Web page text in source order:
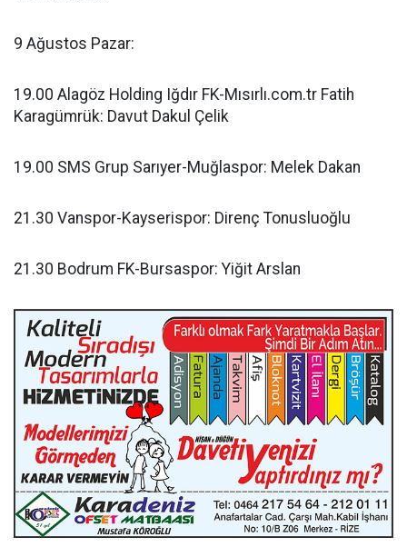
9 Ağustos Pazar:
19.00 Alagöz Holding Iğdır FK-Mısırlı.com.tr Fatih
Karagümrük: Davut Dakul Çelik
19.00 SMS Grup Sarıyer-Muğlaspor: Melek Dakan
21.30 Vanspor-Kayserispor: Direnç Tonusluoğlu
21.30 Bodrum FK-Bursaspor: Yiğit Arslan